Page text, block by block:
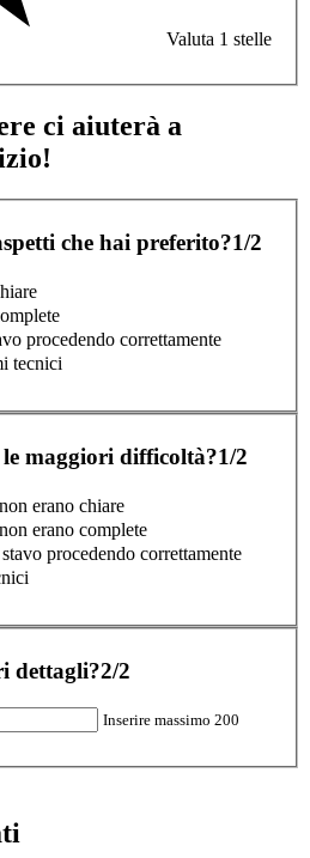
Valuta 1 stelle
ci aiuterà a
che hai preferito?1/2
procedendo correttamente
tecnici
maggiori difficoltà?1/2
erano chiare
erano complete
procedendo correttamente
dettagli?2/2
Inserire massimo 200